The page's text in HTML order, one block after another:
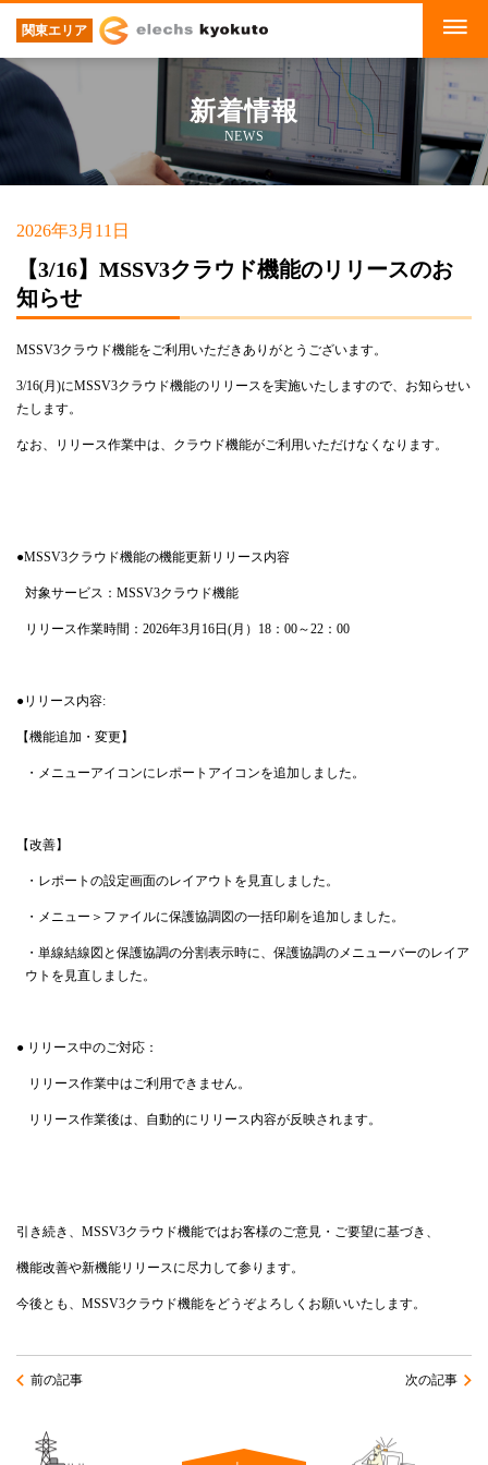
関東エリア
新着情報
NEWS
2026年3月11日
【3/16】MSSV3クラウド機能のリリースのお
知らせ
MSSV3クラウド機能をご利用いただきありがとうございます。
3/16(月)にMSSV3クラウド機能のリリースを実施いたしますので、お知らせい
たします。
なお、リリース作業中は、クラウド機能がご利用いただけなくなります。
●MSSV3クラウド機能の機能更新リリース内容
対象サービス：MSSV3クラウド機能
リリース作業時間：2026年3月16日(月）18：00～22：00
●リリース内容:
【機能追加・変更】
・メニューアイコンにレポートアイコンを追加しました。
【改善】
・レポートの設定画面のレイアウトを見直しました。
・メニュー＞ファイルに保護協調図の一括印刷を追加しました。
・単線結線図と保護協調の分割表示時に、保護協調のメニューバーのレイア
ウトを見直しました。
● リリース中のご対応：
リリース作業中はご利用できません。
リリース作業後は、自動的にリリース内容が反映されます。
引き続き、MSSV3クラウド機能ではお客様のご意見・ご要望に基づき、
機能改善や新機能リリースに尽力して参ります。
今後とも、MSSV3クラウド機能をどうぞよろしくお願いいたします。
前の記事 次の記事